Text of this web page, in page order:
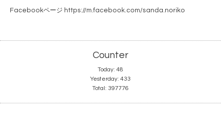
Facebookページ https://m.facebook.com/sanda.noriko
Counter
Today: 48
Yesterday: 433
Total: 397776